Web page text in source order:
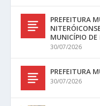
PREFEITURA
MUNICÍPIO
30/07/2026
PREFEITURA
30/07/2026